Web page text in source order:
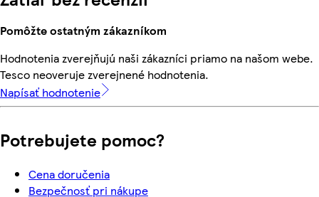
Pomôžte ostatným zákazníkom
Hodnotenia zverejňujú naši zákazníci priamo na našom webe.
Tesco neoveruje zverejnené hodnotenia.
Napísať hodnotenie
Potrebujete pomoc?
Cena doručenia
Bezpečnosť pri nákupe